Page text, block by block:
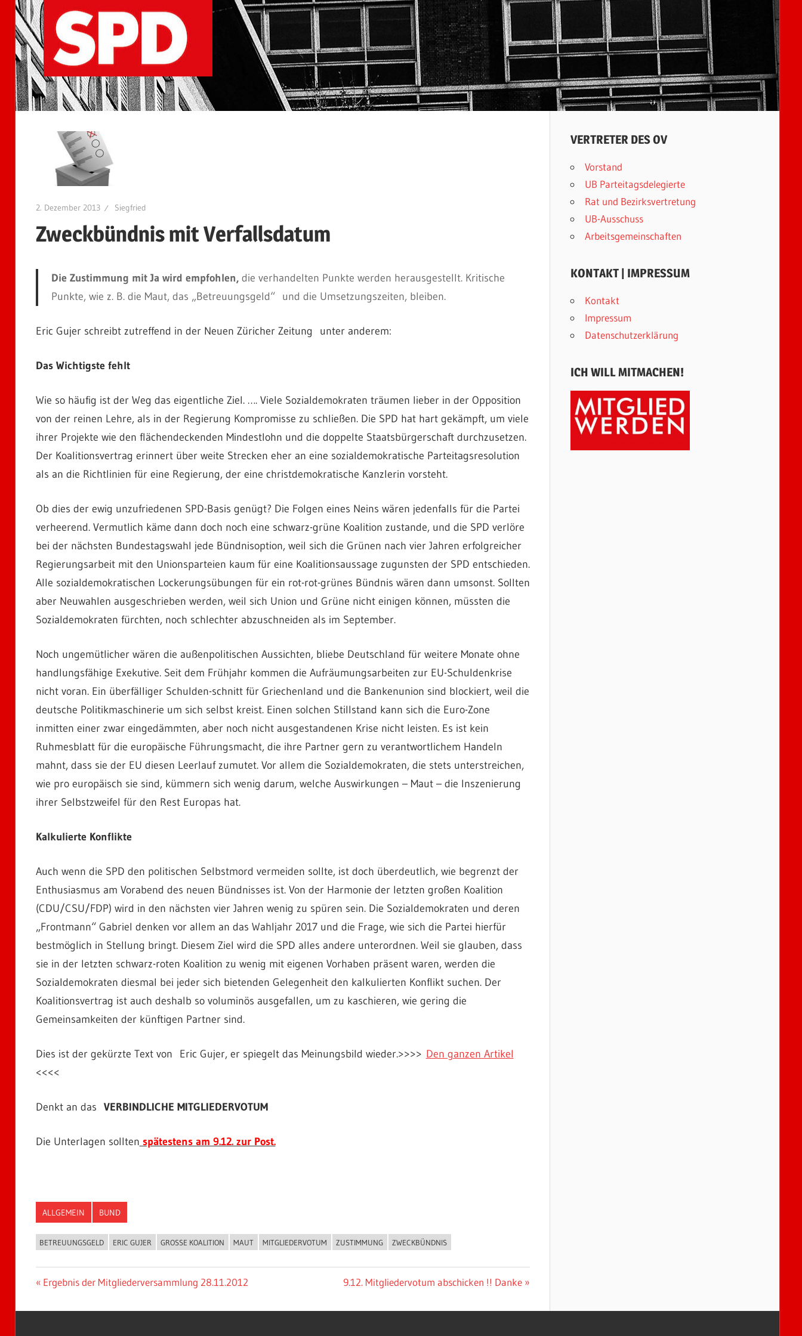
2. Dezember 2013 Siegfried
Zweckbündnis mit Verfallsdatum
Die Zustimmung mit Ja wird empfohlen, die verhandelten Punkte werden herausgestellt. Kritische
Punkte, wie z. B. die Maut, das „Betreuungsgeld“ und die Umsetzungszeiten, bleiben.
Eric Gujer schreibt zutreffend in der Neuen Züricher Zeitung unter anderem:
Das Wichtigste fehlt
Wie so häufig ist der Weg das eigentliche Ziel. …. Viele Sozialdemokraten träumen lieber in der Opposition
von der reinen Lehre, als in der Regierung Kompromisse zu schließen. Die SPD hat hart gekämpft, um viele
ihrer Projekte wie den flächendeckenden Mindestlohn und die doppelte Staatsbürgerschaft durchzusetzen.
Der Koalitionsvertrag erinnert über weite Strecken eher an eine sozialdemokratische Parteitagsresolution
als an die Richtlinien für eine Regierung, der eine christdemokratische Kanzlerin vorsteht.
Ob dies der ewig unzufriedenen SPD-Basis genügt? Die Folgen eines Neins wären jedenfalls für die Partei
verheerend. Vermutlich käme dann doch noch eine schwarz-grüne Koalition zustande, und die SPD verlöre
bei der nächsten Bundestagswahl jede Bündnisoption, weil sich die Grünen nach vier Jahren erfolgreicher
Regierungsarbeit mit den Unionsparteien kaum für eine Koalitionsaussage zugunsten der SPD entschieden.
Alle sozialdemokratischen Lockerungsübungen für ein rot-rot-grünes Bündnis wären dann umsonst. Sollten
aber Neuwahlen ausgeschrieben werden, weil sich Union und Grüne nicht einigen können, müssten die
Sozialdemokraten fürchten, noch schlechter abzuschneiden als im September.
Noch ungemütlicher wären die außenpolitischen Aussichten, bliebe Deutschland für weitere Monate ohne
handlungsfähige Exekutive. Seit dem Frühjahr kommen die Aufräumungsarbeiten zur EU-Schuldenkrise
nicht voran. Ein überfälliger Schulden-schnitt für Griechenland und die Bankenunion sind blockiert, weil die
deutsche Politikmaschinerie um sich selbst kreist. Einen solchen Stillstand kann sich die Euro-Zone
inmitten einer zwar eingedämmten, aber noch nicht ausgestandenen Krise nicht leisten. Es ist kein
Ruhmesblatt für die europäische Führungsmacht, die ihre Partner gern zu verantwortlichem Handeln
mahnt, dass sie der EU diesen Leerlauf zumutet. Vor allem die Sozialdemokraten, die stets unterstreichen,
wie pro europäisch sie sind, kümmern sich wenig darum, welche Auswirkungen – Maut – die Inszenierung
ihrer Selbstzweifel für den Rest Europas hat.
Kalkulierte Konflikte
Auch wenn die SPD den politischen Selbstmord vermeiden sollte, ist doch überdeutlich, wie begrenzt der
Enthusiasmus am Vorabend des neuen Bündnisses ist. Von der Harmonie der letzten großen Koalition
(CDU/CSU/FDP) wird in den nächsten vier Jahren wenig zu spüren sein. Die Sozialdemokraten und deren
„Frontmann“ Gabriel denken vor allem an das Wahljahr 2017 und die Frage, wie sich die Partei hierfür
bestmöglich in Stellung bringt. Diesem Ziel wird die SPD alles andere unterordnen. Weil sie glauben, dass
sie in der letzten schwarz-roten Koalition zu wenig mit eigenen Vorhaben präsent waren, werden die
Sozialdemokraten diesmal bei jeder sich bietenden Gelegenheit den kalkulierten Konflikt suchen. Der
Koalitionsvertrag ist auch deshalb so voluminös ausgefallen, um zu kaschieren, wie gering die
Gemeinsamkeiten der künftigen Partner sind.
Dies ist der gekürzte Text von Eric Gujer, er spiegelt das Meinungsbild wieder.>>>> Den ganzen Artikel
<<<<
Denkt an das VERBINDLICHE MITGLIEDERVOTUM
Die Unterlagen sollten spätestens am 9.12. zur Post.
ALLGEMEIN BUND
BETREUUNGSGELD ERIC GUJER GROSSE KOALITION MAUT MITGLIEDERVOTUM ZUSTIMMUNG ZWECKBÜNDNIS
Beitragsnavigation
Vorheriger
Ergebnis der Mitgliederversammlung 28.11.2012
Nächster
9.12. Mitgliedervotum abschicken !! Danke
VERTRETER DES OV
Vorstand
UB Parteitagsdelegierte
Rat und Bezirksvertretung
UB-Ausschuss
Arbeitsgemeinschaften
KONTAKT | IMPRESSUM
Kontakt
Impressum
Datenschutzerklärung
ICH WILL MITMACHEN!